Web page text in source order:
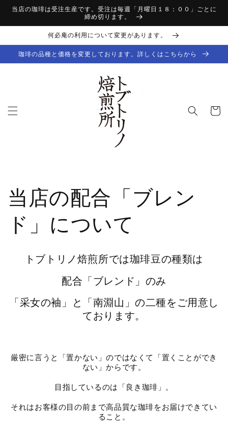
ンツに
当店の珈琲は受注生産です。受注は毎週「月曜日１８：００」ごとに
締め切ります。
何必庵の利用について変更があります。
珈琲の品種と価格を変更しております。詳しくはこちらから
ー
当店の配合「ブレン
ド」について
トブトリノ焙煎所では珈琲豆の種類は
配合「ブレンド」のみ
「采女の袖」と「南淵山」の二種をご用意し
ております。
厳密に言うと「置かない」のではなくて「置くことができ
ない」からです。
目指しているのは「良き珈琲」。
それはお客様の目の前まで高品質な珈琲をお届けできてい
ること。